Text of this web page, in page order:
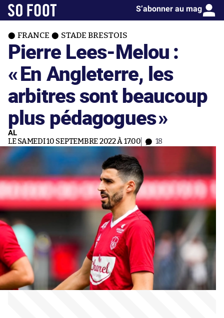
S’abonner au mag
FRANCE STADE BRESTOIS
Pierre Lees-Melou :
«En Angleterre, les
arbitres sont beaucoup
plus pédagogues»
AL
LE SAMEDI 10 SEPTEMBRE 2022 À 17:00 18